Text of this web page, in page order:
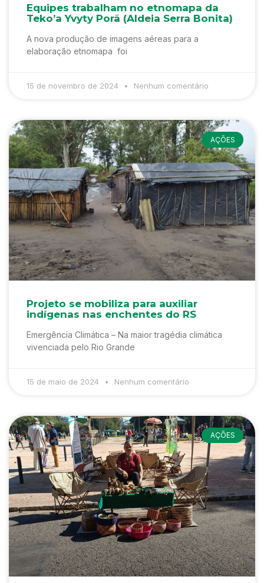
Equipes trabalham no etnomapa da
Teko’a Yvyty Porã (Aldeia Serra Bonita)
A nova produção de imagens aéreas para a
elaboração etnomapa foi
15 de novembro de 2024 Nenhum comentário
AÇÕES
Projeto se mobiliza para auxiliar
indígenas nas enchentes do RS
Emergência Climática – Na maior tragédia climática
vivenciada pelo Rio Grande
15 de maio de 2024 Nenhum comentário
AÇÕES